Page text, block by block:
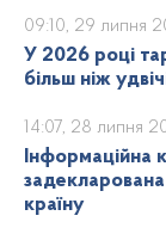
У 2026 році
більш ніж
09:10, 29 липня
Інформаційна
країну
14:07, 28 липня